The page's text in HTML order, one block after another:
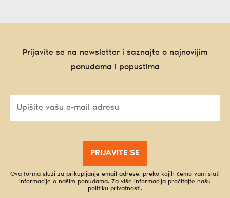
Prijavite se na newsletter i saznajte o najnovijim
ponudama i popustima
PRIJAVITE SE
Ova forma služi za prikupljanje email adrese, preko kojih ćemo vam slati
informacije o našim ponudama. Za više informacija pročitajte našu
politiku privatnosti.